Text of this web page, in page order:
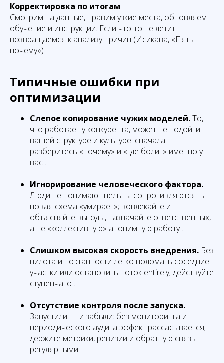
Корректировка по итогам
Смотрим на данные, правим узкие места, обновляем
обучение и инструкции. Если что-то не летит —
возвращаемся к анализу причин (Исикава, «Пять
почему»)
Типичные ошибки при
оптимизации
Слепое копирование чужих моделей.То,
что работает у конкурента, может не подойти
вашей структуре и культуре: сначала
разберитесь «почему» и «где болит» именно у
вас .
Игнорирование человеческого фактора.
Люди не понимают цель → сопротивляются →
новая схема «умирает»; вовлекайте и
объясняйте выгоды, назначайте ответственных,
а не «коллективную» анонимную работу .
Слишком высокая скорость внедрения. Без
пилота и поэтапности легко поломать соседние
участки или остановить поток entirely; действуйте
ступенчато .
Отсутствие контроля после запуска.
Запустили — и забыли: без мониторинга и
периодического аудита эффект рассасывается;
держите метрики, ревизии и обратную связь
регулярными .